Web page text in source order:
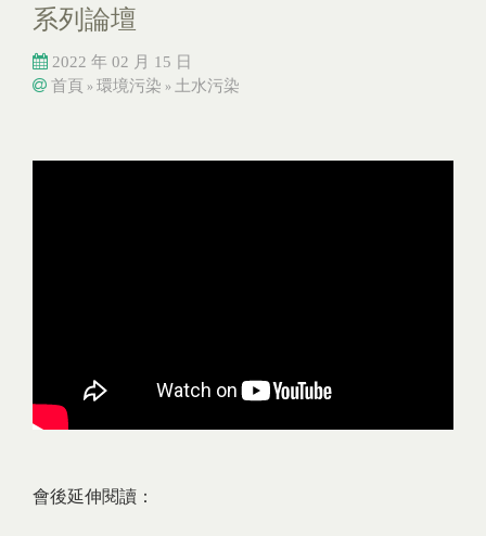
系列論壇
2022 年 02 月 15 日
首頁 » 環境污染 » 土水污染
會後延伸閱讀：